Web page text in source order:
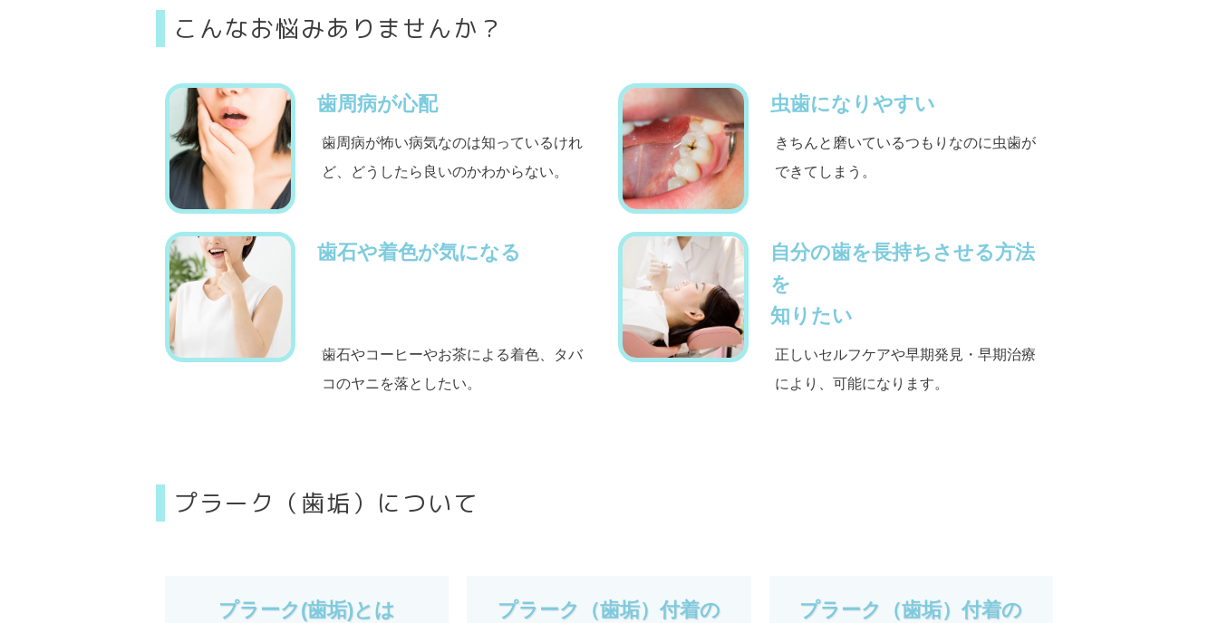
こんなお悩みありませんか？
歯周病が心配
歯周病が怖い病気なのは知っているけれ
ど、どうしたら良いのかわからない。
虫歯になりやすい
きちんと磨いているつもりなのに虫歯が
できてしまう。
歯石や着色が気になる
歯石やコーヒーやお茶による着色、タバ
コのヤニを落としたい。
自分の歯を長持ちさせる方法
を
知りたい
正しいセルフケアや早期発見・早期治療
により、可能になります。
プラーク（歯垢）について
プラーク(歯垢)とは
プラーク（歯垢）付着の
プラーク（歯垢）付着の